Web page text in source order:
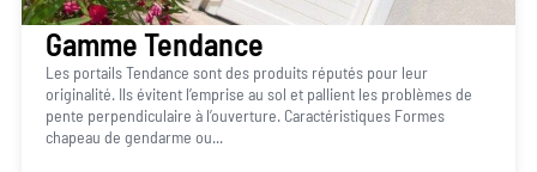
Gamme Tendance
Les portails Tendance sont des produits réputés pour leur
originalité. Ils évitent l’emprise au sol et pallient les problèmes de
pente perpendiculaire à l’ouverture. Caractéristiques Formes
chapeau de gendarme ou...